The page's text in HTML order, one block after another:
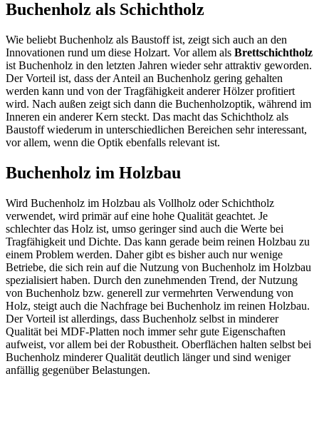
Buchenholz als Schichtholz
Wie beliebt Buchenholz als Baustoff ist, zeigt sich auch an den
Innovationen rund um diese Holzart. Vor allem als Brettschichtholz
ist Buchenholz in den letzten Jahren wieder sehr attraktiv geworden.
Der Vorteil ist, dass der Anteil an Buchenholz gering gehalten
werden kann und von der Tragfähigkeit anderer Hölzer profitiert
wird. Nach außen zeigt sich dann die Buchenholzoptik, während im
Inneren ein anderer Kern steckt. Das macht das Schichtholz als
Baustoff wiederum in unterschiedlichen Bereichen sehr interessant,
vor allem, wenn die Optik ebenfalls relevant ist.
Buchenholz im Holzbau
Wird Buchenholz im Holzbau als Vollholz oder Schichtholz
verwendet, wird primär auf eine hohe Qualität geachtet. Je
schlechter das Holz ist, umso geringer sind auch die Werte bei
Tragfähigkeit und Dichte. Das kann gerade beim reinen Holzbau zu
einem Problem werden. Daher gibt es bisher auch nur wenige
Betriebe, die sich rein auf die Nutzung von Buchenholz im Holzbau
spezialisiert haben. Durch den zunehmenden Trend, der Nutzung
von Buchenholz bzw. generell zur vermehrten Verwendung von
Holz, steigt auch die Nachfrage bei Buchenholz im reinen Holzbau.
Der Vorteil ist allerdings, dass Buchenholz selbst in minderer
Qualität bei MDF-Platten noch immer sehr gute Eigenschaften
aufweist, vor allem bei der Robustheit. Oberflächen halten selbst bei
Buchenholz minderer Qualität deutlich länger und sind weniger
anfällig gegenüber Belastungen.